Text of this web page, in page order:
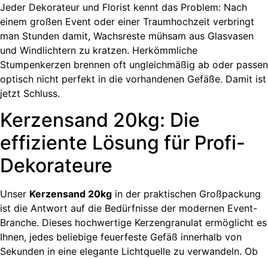
Jeder Dekorateur und Florist kennt das Problem: Nach
einem großen Event oder einer Traumhochzeit verbringt
man Stunden damit, Wachsreste mühsam aus Glasvasen
und Windlichtern zu kratzen. Herkömmliche
Stumpenkerzen brennen oft ungleichmäßig ab oder passen
optisch nicht perfekt in die vorhandenen Gefäße. Damit ist
jetzt Schluss.
Kerzensand 20kg: Die
effiziente Lösung für Profi-
Dekorateure
Unser Kerzensand 20kg in der praktischen Großpackung
ist die Antwort auf die Bedürfnisse der modernen Event-
Branche. Dieses hochwertige Kerzengranulat ermöglicht es
Ihnen, jedes beliebige feuerfeste Gefäß innerhalb von
Sekunden in eine elegante Lichtquelle zu verwandeln. Ob